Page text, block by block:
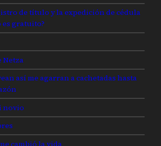
de título y la expedición de cédula
gratuito?
Netza
así me agarran a cachetadas hasta
novio
cambió la vida